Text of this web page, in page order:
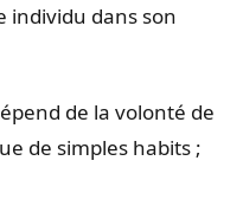
individu dans son
de la volonté de
de simples habits ;